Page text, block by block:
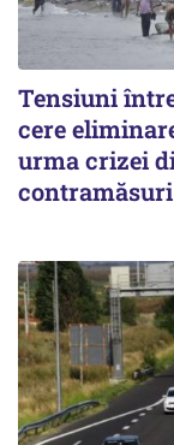
Tensiuni
cere
urma crizei
contramăsuri